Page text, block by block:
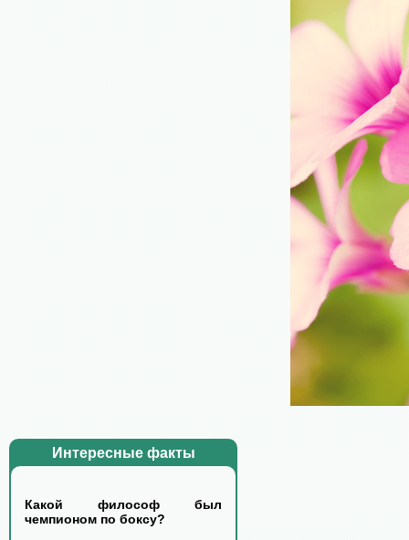
Интересные факты
Какой философ был
чемпионом по боксу?